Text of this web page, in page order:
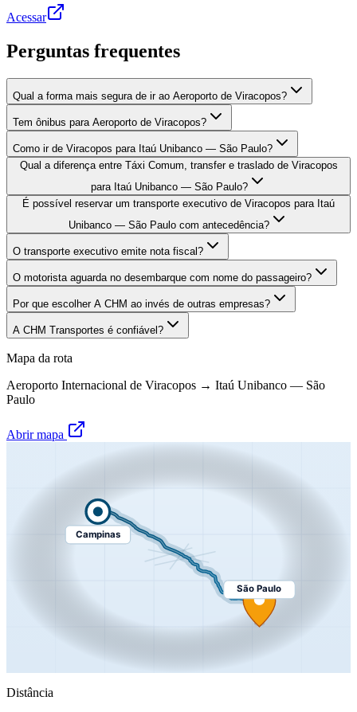
Acessar
Perguntas frequentes
Qual a forma mais segura de ir ao Aeroporto de Viracopos?
Tem ônibus para Aeroporto de Viracopos?
Como ir de Viracopos para Itaú Unibanco — São Paulo?
Qual a diferença entre Táxi Comum, transfer e traslado de Viracopos
para Itaú Unibanco — São Paulo?
É possível reservar um transporte executivo de Viracopos para Itaú
Unibanco — São Paulo com antecedência?
O transporte executivo emite nota fiscal?
O motorista aguarda no desembarque com nome do passageiro?
Por que escolher A CHM ao invés de outras empresas?
A CHM Transportes é confiável?
Mapa da rota
Aeroporto Internacional de Viracopos → Itaú Unibanco — São
Paulo
Abrir mapa
Campinas
São Paulo
Distância